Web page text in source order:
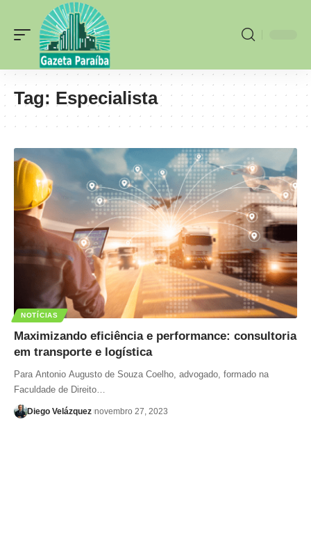
Tag: Especialista
NOTÍCIAS
Maximizando eficiência e performance: consultoria
em transporte e logística
Para Antonio Augusto de Souza Coelho, advogado, formado na
Faculdade de Direito…
Diego Velázquez novembro 27, 2023